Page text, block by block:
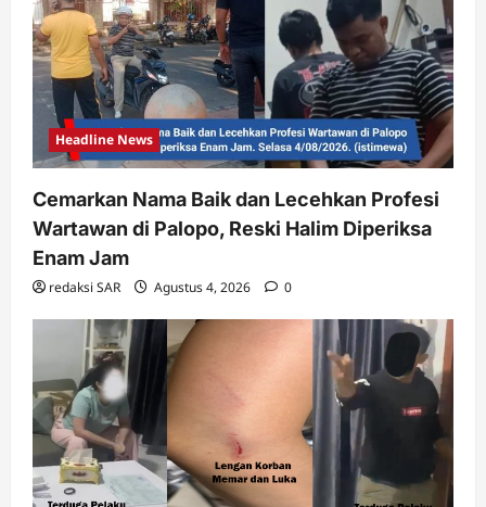
Headline News
Cemarkan Nama Baik dan Lecehkan Profesi
Wartawan di Palopo, Reski Halim Diperiksa
Enam Jam
redaksi SAR Agustus 4, 2026 0